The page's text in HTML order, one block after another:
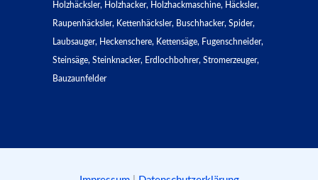
Holzhäcksler, Holzhacker, Holzhackmaschine, Häcksler,
Raupenhäcksler, Kettenhäcksler, Buschhacker, Spider,
Laubsauger, Heckenschere, Kettensäge, Fugenschneider,
Steinsäge, Steinknacker, Erdlochbohrer, Stromerzeuger,
Bauzaunfelder